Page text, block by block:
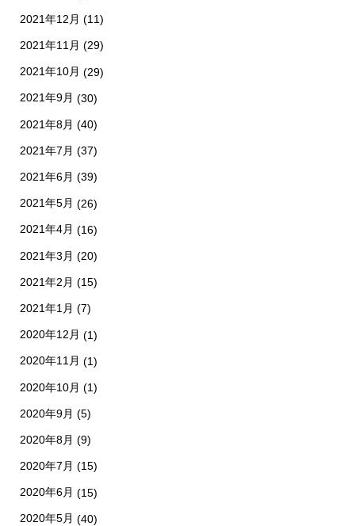
2021年12月 (11)
2021年11月 (29)
2021年10月 (29)
2021年9月 (30)
2021年8月 (40)
2021年7月 (37)
2021年6月 (39)
2021年5月 (26)
2021年4月 (16)
2021年3月 (20)
2021年2月 (15)
2021年1月 (7)
2020年12月 (1)
2020年11月 (1)
2020年10月 (1)
2020年9月 (5)
2020年8月 (9)
2020年7月 (15)
2020年6月 (15)
2020年5月 (40)